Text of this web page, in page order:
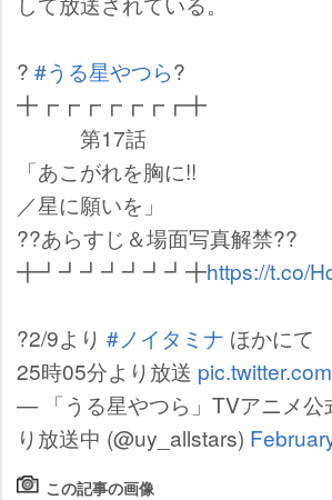
? #うる星やつら?
╋┏┏┏┏┏┏┏╋
第17話
「あこがれを胸に!!
／星に願いを」
??あらすじ＆場面写真解禁??
╋┛┛┛┛┛┛┛╋https://t.co/
?2/9より #ノイタミナ ほかにて
25時05分より放送
— 「うる星やつら」TVアニメ公
り放送中 (@uy_allstars)
この記事の画像